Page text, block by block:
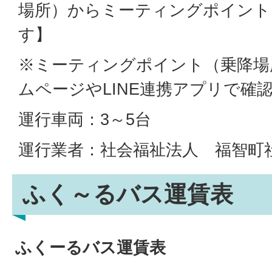
場所）からミーティングポイン
す】
※ミーティングポイント（乗降
ムページやLINE連携アプリで確
運行車両：3～5台
運行業者：社会福祉法人 福智町
ふく～るバス運賃表
ふくーるバス運賃表